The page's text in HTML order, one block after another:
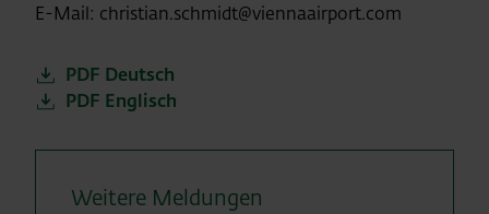
E-Mail: christian.schmidt@viennaairport.com
PDF Deutsch
PDF Englisch
Weitere Meldungen